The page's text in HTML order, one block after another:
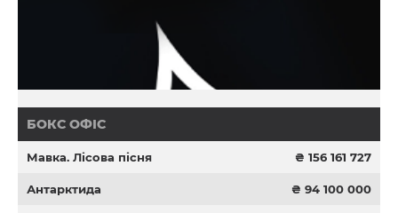
БОКС ОФІС
Мавка. Лісова пісня ₴ 156 161 727
Антарктида ₴ 94 100 000